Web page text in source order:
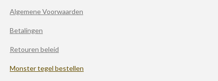
Algemene Voorwaarden
Betalingen
Retouren beleid
Monster tegel bestellen